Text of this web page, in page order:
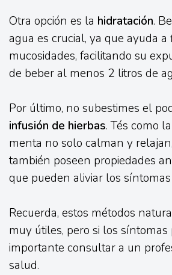
Otra opción es la hidratación.
agua es crucial, ya que ayuda
mucosidades, facilitando su
de beber al menos 2 litros de
Por último, no subestimes el
infusión de hierbas. Tés como
menta no solo calman y
también poseen propiedades
que pueden aliviar los
Recuerda, estos métodos
muy útiles, pero si los síntomas
importante consultar a un
salud.